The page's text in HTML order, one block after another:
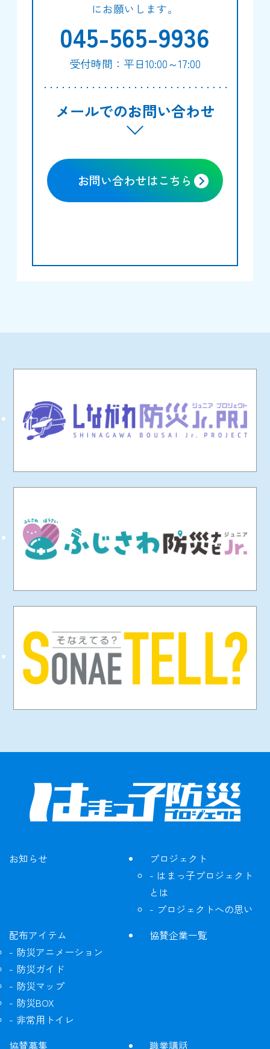
にお願いします。
045-565-9936
受付時間：平日10:00～17:00
メールでのお問い合わせ
お問い合わせはこちら
お知らせ
プロジェクト
はまっ子プロジェクト
とは
プロジェクトへの思い
配布アイテム
防災アニメーション
防災ガイド
防災マップ
防災BOX
非常用トイレ
協賛企業一覧
協賛募集 職業講話